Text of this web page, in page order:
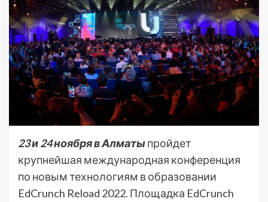
23 и 24 ноября в Алматыпройдет
крупнейшая международная конференция
по новым технологиям в образовании
EdCrunch Reload 2022. Площадка EdCrunch